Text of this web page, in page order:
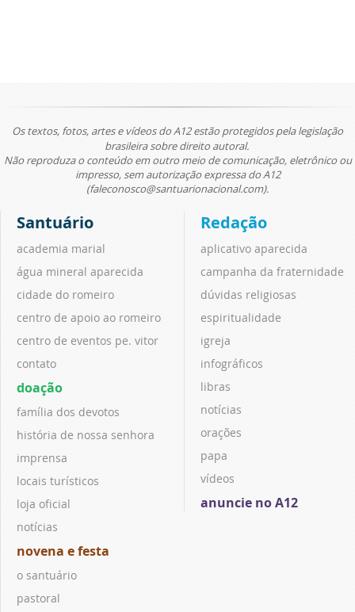
Os textos, fotos, artes e vídeos do A12 estão protegidos pela legislação
brasileira sobre direito autoral.
Não reproduza o conteúdo em outro meio de comunicação, eletrônico ou
impresso, sem autorização expressa do A12
(faleconosco@santuarionacional.com).
Santuário
academia marial
água mineral aparecida
cidade do romeiro
centro de apoio ao romeiro
centro de eventos pe. vitor
contato
doação
família dos devotos
história de nossa senhora
imprensa
locais turísticos
loja oficial
notícias
novena e festa
o santuário
pastoral
Redação
aplicativo aparecida
campanha da fraternidade
dúvidas religiosas
espiritualidade
igreja
infográficos
libras
notícias
orações
papa
vídeos
anuncie no A12